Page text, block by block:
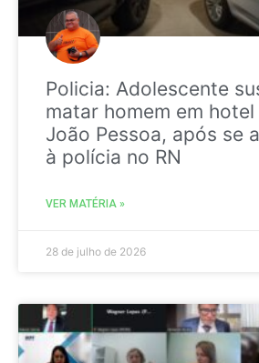
Policia: Adolescente
matar homem em
João Pessoa, após se
à polícia no RN
VER MATÉRIA »
28 de julho de 2026